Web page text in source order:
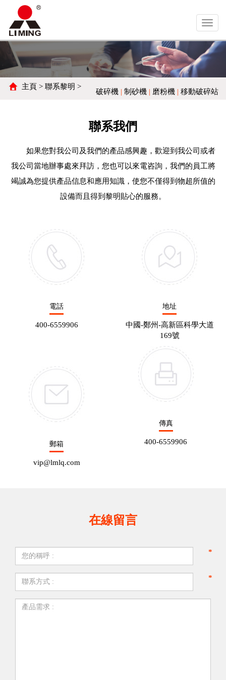
主頁 > 聯系黎明 >
破碎機 | 制砂機 | 磨粉機 | 移動破碎站
聯系我們
如果您對我公司及我們的產品感興趣，歡迎到我公司或者
我公司當地辦事處來拜訪，您也可以來電咨詢，我們的員工將
竭誠為您提供產品信息和應用知識，使您不僅得到物超所值的
設備而且得到黎明貼心的服務。
電話
400-6559906
地址
中國-鄭州-高新區科學大道
169號
郵箱
vip@lmlq.com
傳真
400-6559906
在線留言
*
*